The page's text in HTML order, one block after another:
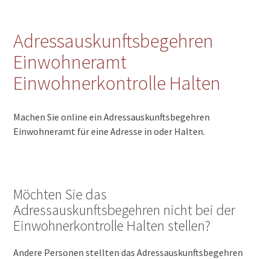
Adressauskunftsbegehren
Einwohneramt
Einwohnerkontrolle Halten
Machen Sie online ein Adressauskunftsbegehren
Einwohneramt für eine Adresse in oder Halten.
Möchten Sie das
Adressauskunftsbegehren nicht bei der
Einwohnerkontrolle Halten stellen?
Andere Personen stellten das Adressauskunftsbegehren